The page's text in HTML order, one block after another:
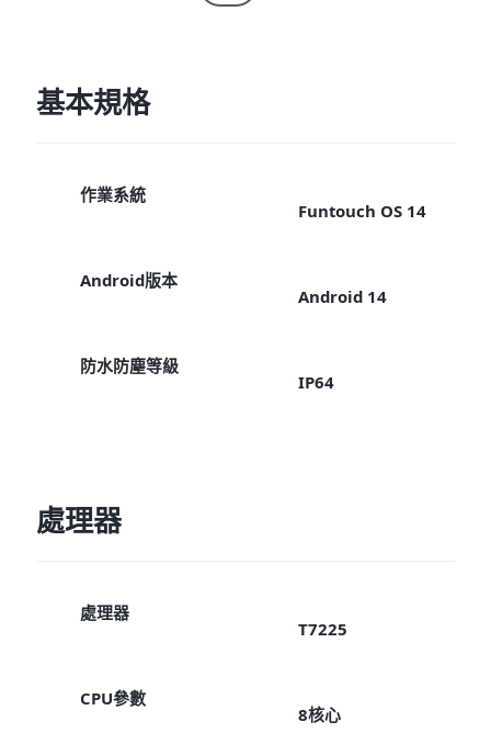
基本規格
作業系統
Funtouch OS 14
Android版本
Android 14
防水防塵等級
IP64
處理器
處理器
T7225
CPU參數
8核心